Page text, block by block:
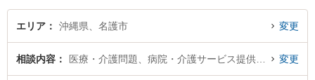
な分野での絞り込み検索もでき便利です。特にちむじゅらさん法律事務所の岩
谷 健作弁護士や岡野法律事務所 名護支店の髙倉 悠甫弁護士のプロフィール情
『病院・介護サービス提供者側のトラブル解決の実績豊富な近くの弁護士を検
索したい』『初回相談無料で病院・介護サービス提供者側を法律相談できる名
エリア 沖縄県、名護市 変更
相談内容 変更